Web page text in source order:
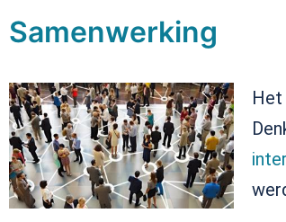
Samenwerking
Het